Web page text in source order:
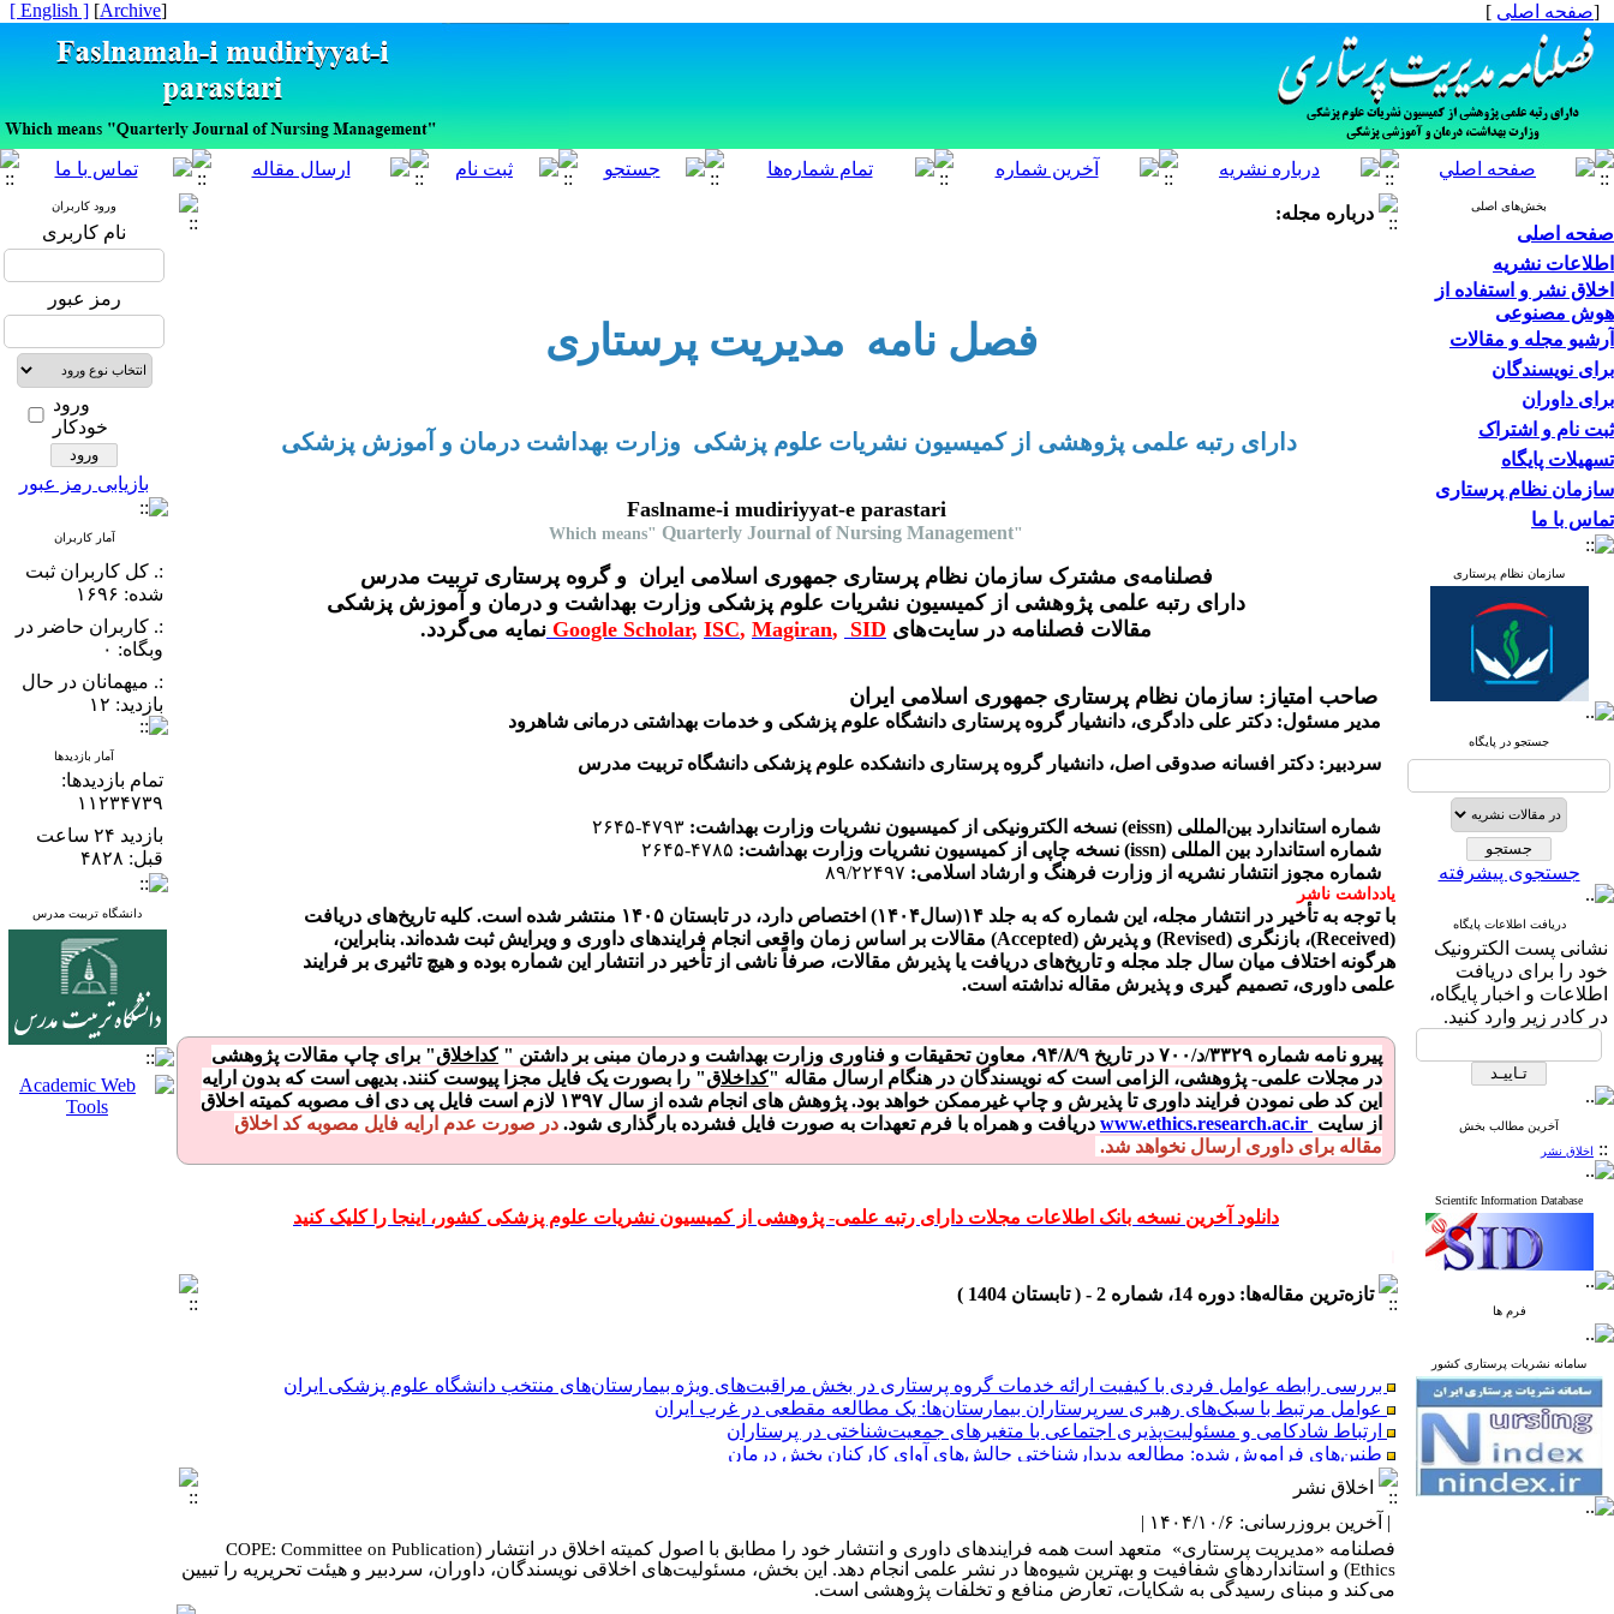
[صفحه اصلی ]
[
Archive
]
[ English ]
بخش‌های اصلی
صفحه اصلی
اطلاعات نشریه
اخلاق نشر و استفاده از
هوش مصنوعی
آرشیو مجله و مقالات
برای نویسندگان
برای داوران
ثبت نام و اشتراک
تسهیلات پایگاه
سازمان نظام پرستاری
تماس با ما
سازمان نظام پرستاری
جستجو در پایگاه
جستجوی پیشرفته
دریافت اطلاعات پایگاه
نشانی پست الكترونیک
خود را برای دریافت
اطلاعات و اخبار پایگاه،
در كادر زیر وارد كنید.
آخرین مطالب بخش
:: اخلاق نشر
Scientifc Information Database
فرم ها
سامانه نشریات پرستاری کشور
درباره مجله:
فصل نامه مدیریت پرستاری
دارای رتبه علمی پژوهشی از کمیسیون نشریات علوم پزشکی وزارت بهداشت درمان و آموزش پزشکی
Faslname-i mudiriyyat-e parastari
Which means" Quarterly Journal of Nursing Management"
فصلنامه‌ی مشترک سازمان نظام پرستاری جمهوری اسلامی ایران و گروه پرستاری تربیت مدرس
دارای رتبه علمی پژوهشی از کمیسیون نشریات علوم پزشکی وزارت بهداشت و درمان و آموزش پزشکی
مقالات فصلنامه‌ در سایت‌های
Google Scholar, ISC, Magiran, SID نمایه می‌گردد.
صاحب امتیاز: سازمان نظام پرستاری جمهوری اسلامی ایران
مدیر مسئول: دکتر علی دادگری، دانشیار گروه پرستاری دانشگاه علوم پزشکی و خدمات بهداشتی درمانی شاهرود
سردبیر: دکتر افسانه صدوقی اصل، دانشیار گروه پرستاری دانشکده علوم پزشکی دانشگاه تربیت مدرس
شماره استاندارد بین‌المللی (eissn) نسخه الکترونیکی از کمیسیون نشریات وزارت بهداشت:
۴۷۹۳-۲۶۴۵
شماره استاندارد بین المللی (issn) نسخه چاپی از کمیسیون نشریات وزارت بهداشت:
شماره مجوز انتشار نشریه از وزارت فرهنگ و ارشاد اسلامی: ۸۹/۲۲۴۹۷
یادداشت ناشر
با توجه به تأخیر در انتشار مجله، این شماره که به جلد ۱۴(سال۱۴۰۴) اختصاص دارد، در تابستان ۱۴۰۵ منتشر شده است. کلیه تاریخ‌های دریافت
(Received)، بازنگری (Revised) و پذیرش (Accepted) مقالات بر اساس زمان واقعی انجام فرایندهای داوری و ویرایش ثبت شده‌اند. بنابراین،
هرگونه اختلاف میان سال جلد مجله و تاریخ‌های دریافت یا پذیرش مقالات، صرفاً ناشی از تأخیر در انتشار این شماره بوده و هیچ تاثیری بر فرایند
علمی داوری، تصمیم گیری و پذیرش مقاله نداشته است.
پیرو نامه شماره ۳۳۲۹/د/۷۰۰ در تاریخ ۹۴/۸/۹، معاون تحقیقات و فناوری وزارت بهداشت و درمان مبنی بر داشتن " کداخلاق" برای چاپ مقالات پژوهشی
در مجلات علمی- پژوهشی، الزامی است که نویسندگان در هنگام ارسال مقاله "کداخلاق" را بصورت یک فایل مجزا پیوست کنند. بدیهی است که بدون ارایه
این کد طی نمودن فرایند داوری تا پذیرش و چاپ غیرممکن خواهد بود. پژوهش های انجام شده از سال ۱۳۹۷ لازم است فایل پی دی اف مصوبه کمیته اخلاق
از سایت
دریافت و همراه با فرم تعهدات به صورت فایل فشرده بارگذاری شود. در صورت عدم ارایه فایل مصوبه کد اخلاق
مقاله برای داوری ارسال نخواهد شد.
دانلود آخرین نسخه بانک اطلاعات مجلات دارای رتبه علمی- پژوهشی از کمیسیون نشریات علوم پزشکی کشور، اینجا را کلیک کنید
تازه‌ترین مقاله‌ها: دوره 14، شماره 2 - ( تابستان 1404 )
بررسی رابطه عوامل فردی با کیفیت ارائه خدمات گروه پرستاری در بخش مراقبت‌های ویژه بیمارستان‌های منتخب دانشگاه علوم پزشکی ایران
عوامل مرتبط با سبک‌های رهبری سرپرستاران بیمارستان‌ها: یک مطالعه مقطعی در غرب ایران
ارتباط شادکامی و مسئولیت‌پذیری اجتماعی با متغیرهای جمعیت‌شناختی در پرستاران
طنین‌های فراموش شده: مطالعه پدیدارشناختی چالش‌های آوای کارکنان بخش درمان
پریشانی اخلاقی و تعهد حرفه‌ای در پرستاران بخش‌های مراقبت ویژه: یک مطالعه مقطعی در دانشگاه علوم پزشکی ایران
بررسی رابطه عوامل فردی با کیفیت ارائه خدمات گروه پرستاری در بخش مراقبت‌های ویژه بیمارستان‌های منتخب دانشگاه علوم پزشکی ایران
عوامل مرتبط با سبک‌های رهبری سرپرستاران بیمارستان‌ها: یک مطالعه مقطعی در غرب ایران
اخلاق نشر
| آخرین بروزرسانی: ۱۴۰۴/۱۰/۶ |
فصلنامه «مدیریت پرستاری» متعهد است همه فرایندهای داوری و انتشار خود را مطابق با اصول کمیته اخلاق در انتشار (COPE: Committee on Publication
Ethics) و استانداردهای شفافیت و بهترین شیوه‌ها در نشر علمی انجام دهد. این بخش، مسئولیت‌های اخلاقی نویسندگان، داوران، سردبیر و هیئت تحریریه را تبیین
می‌کند و مبنای رسیدگی به شکایات، تعارض منافع و تخلفات پژوهشی است.
ورود کاربران
نام کاربری
رمز عبور
ورود
خودکار
بازیابی رمز عبور
آمار کاربران
:. کل کاربران ثبت
شده: ۱۶۹۶
:. کاربران حاضر در
وبگاه: ۰
:. میهمانان در حال
بازدید: ۱۲
آمار بازدیدها
تمام بازدید‌ها:
۱۱۲۳۴۷۳۹
بازدید ۲۴ ساعت
قبل: ۴۸۲۸
دانشگاه تربیت مدرس